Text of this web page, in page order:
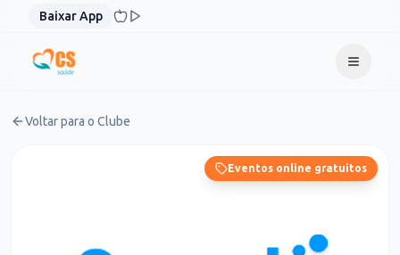
Pular para o conteúdo
Baixar App
Voltar para o Clube
Eventos online gratuitos